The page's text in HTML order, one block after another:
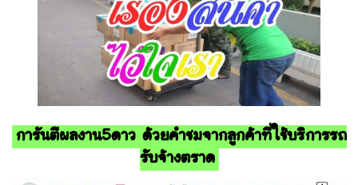
การันตีผลงาน5ดาว ด้วยคำชมจากลูกค้าที่ใช้บริการรถ
รับจ้างตราด